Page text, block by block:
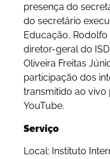
presença do
do secretário
Educação,
diretor-geral do
Oliveira Freitas
participação dos
transmitido ao vivo
YouTube.
Serviço
Local: Instituto